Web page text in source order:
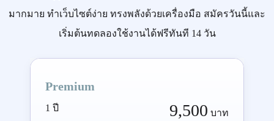
มากมาย ทำเว็บไซต์ง่าย ทรงพลังด้วยเครื่องมือ สมัครวันนี้และ
เริ่มต้นทดลองใช้งานได้ฟรีทันที 14 วัน
Premium
1 ปี 9,500 บาท